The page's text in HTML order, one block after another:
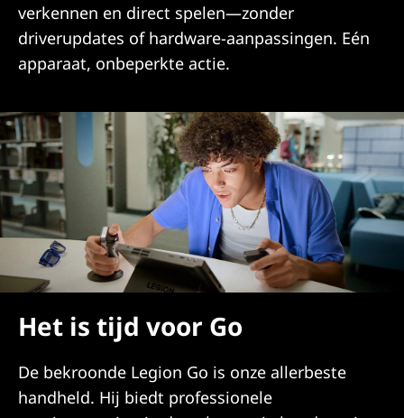
verkennen en direct spelen—zonder
driverupdates of hardware-aanpassingen. Eén
apparaat, onbeperkte actie.
Het is tijd voor Go
De bekroonde Legion Go is onze allerbeste
handheld. Hij biedt professionele